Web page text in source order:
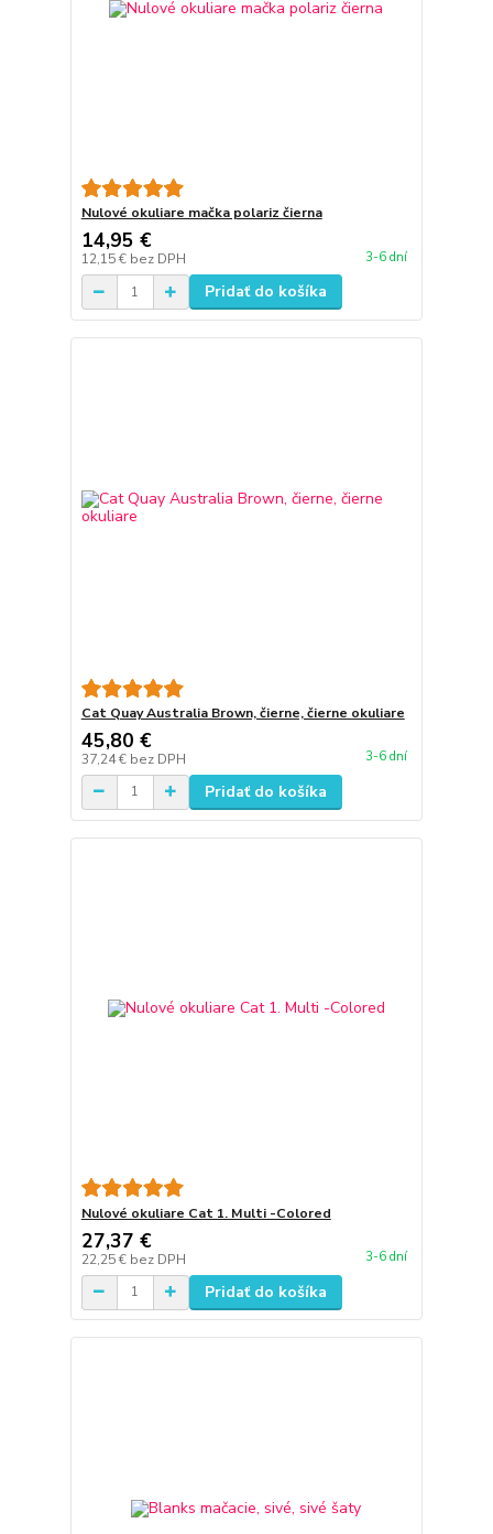
Nulové okuliare mačka polariz čierna
14,95 €
12,15 € bez DPH 3-6 dní
Pridať do košíka
Cat Quay Australia Brown, čierne, čierne okuliare
45,80 €
37,24 € bez DPH 3-6 dní
Pridať do košíka
Nulové okuliare Cat 1. Multi -Colored
27,37 €
22,25 € bez DPH 3-6 dní
Pridať do košíka